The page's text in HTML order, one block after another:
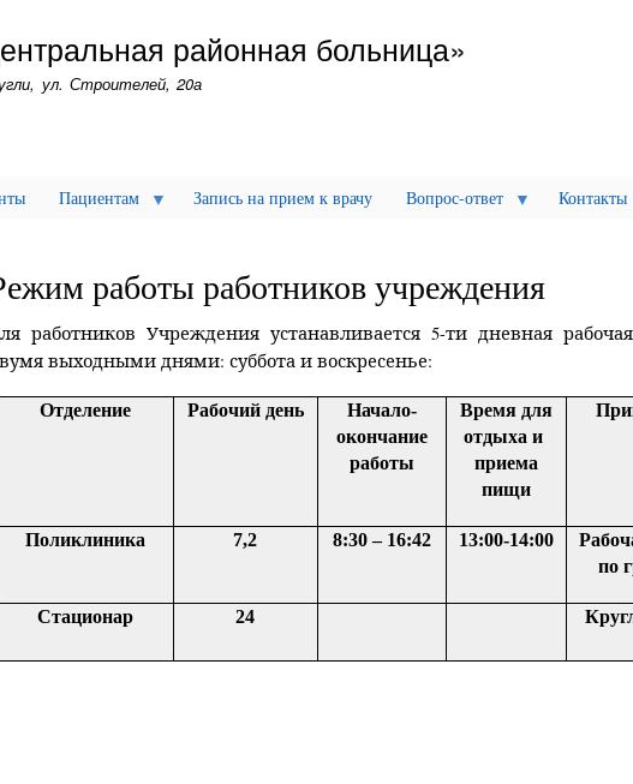
к
основному
районная больница»
ул. Строителей, 20а
Пациентам Запись на прием к врачу Вопрос-ответ Контакты
работы работников учреждения
работников Учреждения устанавливается 5-ти дневная
выходными днями: суббота и воскресенье:
Отделение Рабочий день
Начало-
окончание
работы
Время для
отдыха и
приема
пищи
Поликлиника 7,2 8:30 – 16:42 13:00-14:00
по
Стационар 24